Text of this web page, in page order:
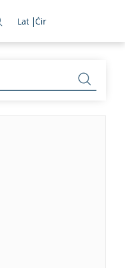
Lat Ćir